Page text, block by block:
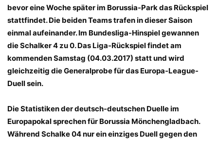
bevor eine Woche später im Borussia-Park das Rückspiel
stattfindet. Die beiden Teams trafen in dieser Saison
einmal aufeinander. Im Bundesliga-Hinspiel gewannen
die Schalker 4 zu 0. Das Liga-Rückspiel findet am
kommenden Samstag (04.03.2017) statt und wird
gleichzeitig die Generalprobe für das Europa-League-
Duell sein.
Die Statistiken der deutsch-deutschen Duelle im
Europapokal sprechen für Borussia Mönchengladbach.
Während Schalke 04 nur ein einziges Duell gegen den